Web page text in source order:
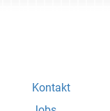
Kontakt